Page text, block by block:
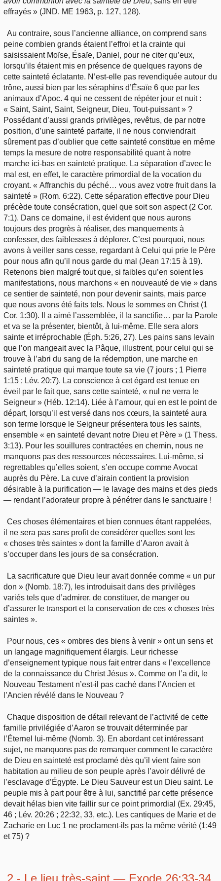
effrayés » (JND. ME 1963, p. 127, 128).
Au contraire, sous l’ancienne alliance, on comprend sans
peine combien grands étaient l’effroi et la crainte qui
saisissaient Moïse, Ésaïe, Daniel, pour ne citer qu’eux,
lorsqu’ils étaient mis en présence de quelques rayons de
cette sainteté éclatante. N’est-elle pas revendiquée autour du
trône, aussi bien par les séraphins d’Ésaïe 6 que par les
animaux d’Apoc. 4 qui ne cessent de répéter jour et nuit :
« Saint, Saint, Saint, Seigneur, Dieu, Tout-puissant » ?
Possédant d’aussi grands privilèges, revêtus, de par notre
position, d’une sainteté parfaite, il ne nous conviendrait
sûrement pas d’oublier que cette sainteté constitue en même
temps la mesure de notre responsabilité quant à notre
marche ici-bas en sainteté pratique. La séparation d’avec le
mal est, en effet, le caractère primordial de la vocation du
croyant. « Affranchis du péché… vous avez votre fruit dans la
sainteté » (Rom. 6:22). Cette séparation effective pour Dieu
précède toute consécration, quel que soit son aspect (2 Cor.
7:1). Dans ce domaine, il est évident que nous aurons
toujours des progrès à réaliser, des manquements à
confesser, des faiblesses à déplorer. C’est pourquoi, nous
avons à veiller sans cesse, regardant à Celui qui prie le Père
pour nous afin qu’il nous garde du mal (Jean 17:15 à 19).
Retenons bien malgré tout que, si faibles qu’en soient les
manifestations, nous marchons « en nouveauté de vie » dans
ce sentier de sainteté, non pour devenir saints, mais parce
que nous avons été faits tels. Nous le sommes en Christ (1
Cor. 1:30). Il a aimé l’assemblée, il la sanctifie… par la Parole
et va se la présenter, bientôt, à lui-même. Elle sera alors
sainte et irréprochable (Éph. 5:26, 27). Les pains sans levain
que l’on mangeait avec la Pâque, illustrent, pour celui qui se
trouve à l’abri du sang de la rédemption, une marche en
sainteté pratique qui marque toute sa vie (7 jours ; 1 Pierre
1:15 ; Lév. 20:7). La conscience à cet égard est tenue en
éveil par le fait que, sans cette sainteté, « nul ne verra le
Seigneur » (Héb. 12:14). Liée à l’amour, qui en est le point de
départ, lorsqu’il est versé dans nos cœurs, la sainteté aura
son terme lorsque le Seigneur présentera tous les saints,
ensemble « en sainteté devant notre Dieu et Père » (1 Thess.
3:13). Pour les souillures contractées en chemin, nous ne
manquons pas des ressources nécessaires. Lui-même, si
regrettables qu’elles soient, s’en occupe comme Avocat
auprès du Père. La cuve d’airain contient la provision
désirable à la purification — le lavage des mains et des pieds
— rendant l’adorateur propre à pénétrer dans le sanctuaire !
Ces choses élémentaires et bien connues étant rappelées,
il ne sera pas sans profit de considérer quelles sont les
« choses très saintes » dont la famille d’Aaron avait à
s’occuper dans les jours de sa consécration.
La sacrificature que Dieu leur avait donnée comme « un pur
don » (Nomb. 18:7), les introduisait dans des privilèges
variés tels que d’admirer, de constituer, de manger ou
d’assurer le transport et la conservation de ces « choses très
saintes ».
Pour nous, ces « ombres des biens à venir » ont un sens et
un langage magnifiquement élargis. Leur richesse
d’enseignement typique nous fait entrer dans « l’excellence
de la connaissance du Christ Jésus ». Comme on l’a dit, le
Nouveau Testament n’est-il pas caché dans l’Ancien et
l’Ancien révélé dans le Nouveau ?
Chaque disposition de détail relevant de l’activité de cette
famille privilégiée d’Aaron se trouvait déterminée par
l’Éternel lui-même (Nomb. 3). En abordant cet intéressant
sujet, ne manquons pas de remarquer comment le caractère
de Dieu en sainteté est proclamé dès qu’il vient faire son
habitation au milieu de son peuple après l’avoir délivré de
l’esclavage d’Égypte. Le Dieu Sauveur est un Dieu saint. Le
peuple mis à part pour être à lui, sanctifié par cette présence
devait hélas bien vite faillir sur ce point primordial (Ex. 29:45,
46 ; Lév. 20:26 ; 22:32, 33, etc.). Les cantiques de Marie et de
Zacharie en Luc 1 ne proclament-ils pas la même vérité (1:49
et 75) ?